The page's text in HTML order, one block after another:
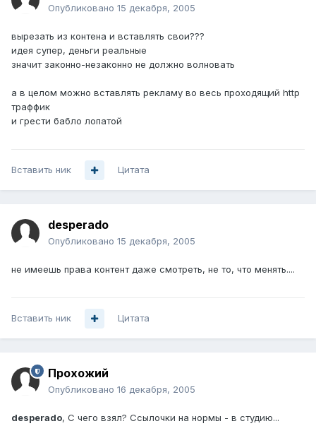
Опубликовано 15 декабря, 2005
вырезать из контена и вставлять свои???
идея супер, деньги реальные
значит законно-незаконно не должно волновать
а в целом можно вставлять рекламу во весь проходящий http
траффик
и грести бабло лопатой
Вставить ник Цитата
desperado
Опубликовано 15 декабря, 2005
не имеешь права контент даже смотреть, не то, что менять....
Вставить ник Цитата
Прохожий
Опубликовано 16 декабря, 2005
desperado, С чего взял? Ссылочки на нормы - в студию...